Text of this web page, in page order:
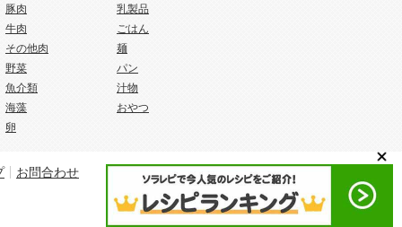
豚肉
牛肉
その他肉
野菜
魚介類
海藻
卵
乳製品
ごはん
麺
パン
汁物
おやつ
お問合わせ